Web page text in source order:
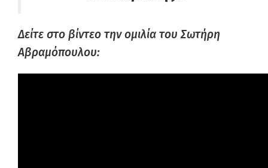
Δείτε στο βίντεο την ομιλία του Σωτήρη
Αβραμόπουλου: